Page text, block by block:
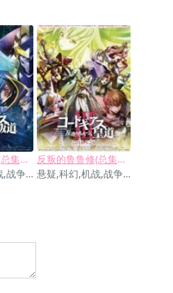
反叛的鲁鲁修(总集篇2) 叛道
悬疑,科幻,机战,战争,社会
反叛的鲁鲁修(总集篇3) 皇道
悬疑,科幻,机战,战争,社会